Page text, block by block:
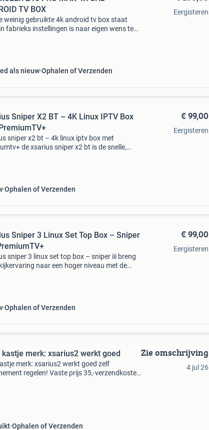
TV BOX
weinig gebruikte 4k android tv box staat
fabrieks instellingen is naar eigen wens te
als nieuw Ophalen of Verzenden
Eergisteren
Sniper X2 BT – 4K Linux IPTV Box
sniper x2 bt – 4k linux iptv box met
de xsarius sniper x2 bt is de snelle,
Ophalen of Verzenden
€ 99,00
Eergisteren
Sniper 3 Linux Set Top Box – Sniper
sniper 3 linux set top box – sniper iii breng
naar een hoger niveau met de
Ophalen of Verzenden
€ 99,00
Eergisteren
kastje merk: xsarius2 werkt goed
merk: xsarius2 werkt goed zelf
regelen! Vaste prijs 35,-verzendkosten
Ophalen of Verzenden
Zie omschrijving
4 jul 26